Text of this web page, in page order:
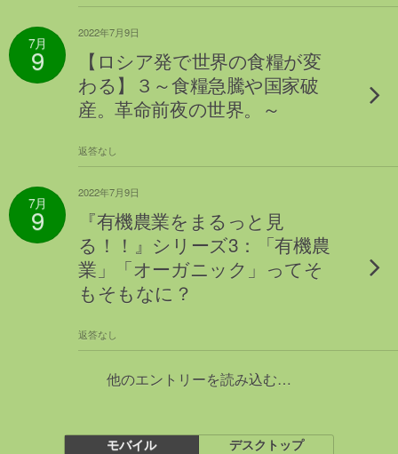
7月
9
2022年7月9日
【ロシア発で世界の食糧が変
わる】３～食糧急騰や国家破
産。革命前夜の世界。～
返答なし
7月
9
2022年7月9日
『有機農業をまるっと見
る！！』シリーズ3：「有機農
業」「オーガニック」ってそ
もそもなに？
返答なし
他のエントリーを読み込む…
モバイル デスクトップ